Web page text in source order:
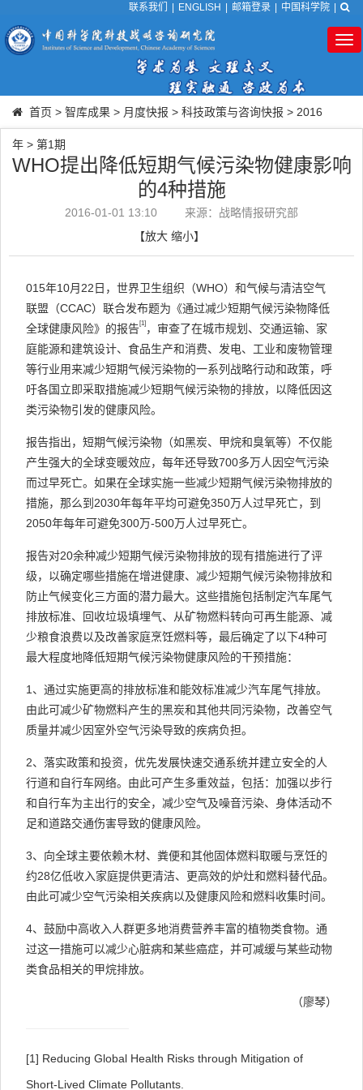
联系我们 ENGLISH 邮箱登录 中国科学院
首页 > 智库成果 > 月度快报 > 科技政策与咨询快报 > 2016
年 > 第1期
WHO提出降低短期气候污染物健康影响
的4种措施
2016-01-01 13:10
来源：战略情报研究部
【放大 缩小】
015年10月22日，世界卫生组织（WHO）和气候与清洁空气
联盟（CCAC）联合发布题为《通过减少短期气候污染物降低
全球健康风险》的报告[1] ，审查了在城市规划、交通运输、家
庭能源和建筑设计、食品生产和消费、发电、工业和废物管理
等行业用来减少短期气候污染物的一系列战略行动和政策，呼
吁各国立即采取措施减少短期气候污染物的排放，以降低因这
类污染物引发的健康风险。
报告指出，短期气候污染物（如黑炭、甲烷和臭氧等）不仅能
产生强大的全球变暖效应，每年还导致700多万人因空气污染
而过早死亡。如果在全球实施一些减少短期气候污染物排放的
措施，那么到2030年每年平均可避免350万人过早死亡，到
2050年每年可避免300万-500万人过早死亡。
报告对20余种减少短期气候污染物排放的现有措施进行了评
级，以确定哪些措施在增进健康、减少短期气候污染物排放和
防止气候变化三方面的潜力最大。这些措施包括制定汽车尾气
排放标准、回收垃圾填埋气、从矿物燃料转向可再生能源、减
少粮食浪费以及改善家庭烹饪燃料等，最后确定了以下4种可
最大程度地降低短期气候污染物健康风险的干预措施：
1、通过实施更高的排放标准和能效标准减少汽车尾气排放。
由此可减少矿物燃料产生的黑炭和其他共同污染物，改善空气
质量并减少因室外空气污染导致的疾病负担。
2、落实政策和投资，优先发展快速交通系统并建立安全的人
行道和自行车网络。由此可产生多重效益，包括：加强以步行
和自行车为主出行的安全，减少空气及噪音污染、身体活动不
足和道路交通伤害导致的健康风险。
3、向全球主要依赖木材、粪便和其他固体燃料取暖与烹饪的
约28亿低收入家庭提供更清洁、更高效的炉灶和燃料替代品。
由此可减少空气污染相关疾病以及健康风险和燃料收集时间。
4、鼓励中高收入人群更多地消费营养丰富的植物类食物。通
过这一措施可以减少心脏病和某些癌症，并可减缓与某些动物
类食品相关的甲烷排放。
（廖琴）
[1] Reducing Global Health Risks through Mitigation of
Short-Lived Climate Pollutants.